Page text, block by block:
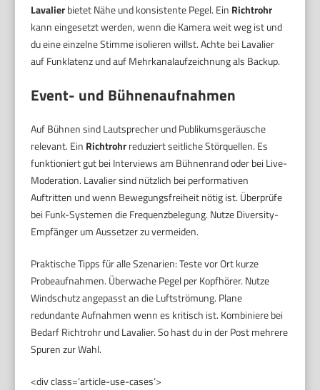
Lavalierbietet Nähe und konsistente Pegel. Ein Richtrohr
kann eingesetzt werden, wenn die Kamera weit weg ist und
du eine einzelne Stimme isolieren willst. Achte bei Lavalier
auf Funklatenz und auf Mehrkanalaufzeichnung als Backup.
Event- und Bühnenaufnahmen
Auf Bühnen sind Lautsprecher und Publikumsgeräusche
relevant. Ein Richtrohrreduziert seitliche Störquellen. Es
funktioniert gut bei Interviews am Bühnenrand oder bei Live-
Moderation. Lavalier sind nützlich bei performativen
Auftritten und wenn Bewegungsfreiheit nötig ist. Überprüfe
bei Funk-Systemen die Frequenzbelegung. Nutze Diversity-
Empfänger um Aussetzer zu vermeiden.
Praktische Tipps für alle Szenarien: Teste vor Ort kurze
Probeaufnahmen. Überwache Pegel per Kopfhörer. Nutze
Windschutz angepasst an die Luftströmung. Plane
redundante Aufnahmen wenn es kritisch ist. Kombiniere bei
Bedarf Richtrohr und Lavalier. So hast du in der Post mehrere
Spuren zur Wahl.
<div class=’article-use-cases‘>